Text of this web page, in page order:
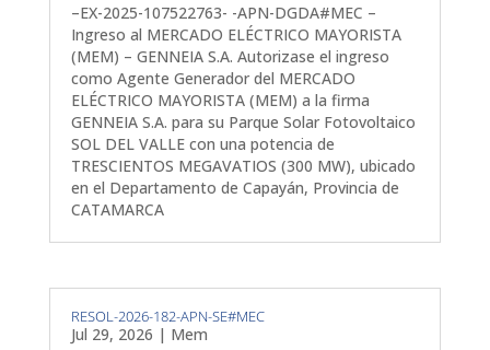
–EX-2025-107522763- -APN-DGDA#MEC –
Ingreso al MERCADO ELÉCTRICO MAYORISTA
(MEM) – GENNEIA S.A. Autorizase el ingreso
como Agente Generador del MERCADO
ELÉCTRICO MAYORISTA (MEM) a la firma
GENNEIA S.A. para su Parque Solar Fotovoltaico
SOL DEL VALLE con una potencia de
TRESCIENTOS MEGAVATIOS (300 MW), ubicado
en el Departamento de Capayán, Provincia de
CATAMARCA
RESOL-2026-182-APN-SE#MEC
Jul 29, 2026 | Mem